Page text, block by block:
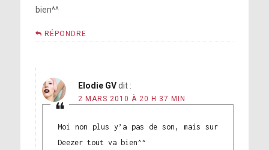
bien^^
RÉPONDRE
Elodie GV dit :
2 MARS 2010 À 20 H 37 MIN
Moi non plus y’a pas de son, mais sur
Deezer tout va bien^^